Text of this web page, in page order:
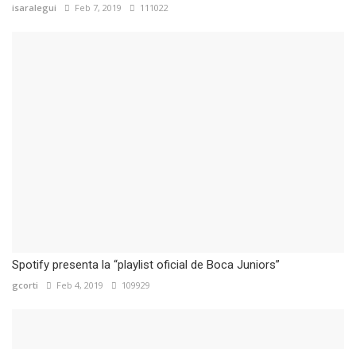
isaralegui Feb 7, 2019 111022
Spotify presenta la “playlist oficial de Boca Juniors”
gcorti Feb 4, 2019 109929